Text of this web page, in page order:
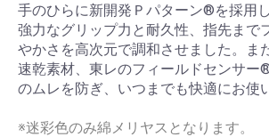
手のひらに新開発Ｐパターン®を採用
強力なグリップ力と耐久性、指先まで
やかさを高次元で調和させました。ま
速乾素材、東レのフィールドセンサー
のムレを防ぎ、いつまでも快適にお使
※迷彩色のみ綿メリヤスとなります。